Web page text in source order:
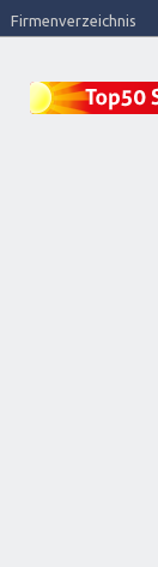
Firmenverzeichnis